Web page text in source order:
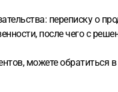
переписку о
после чего с
можете обратиться